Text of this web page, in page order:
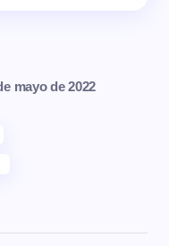
mayo de 2022